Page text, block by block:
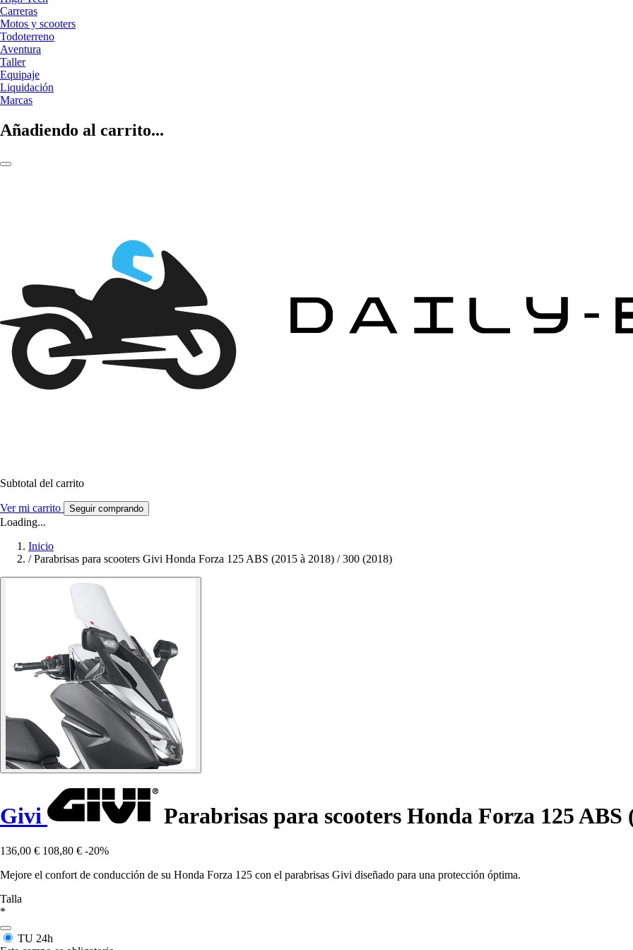
Carreras
Motos y scooters
Todoterreno
Aventura
Taller
Equipaje
Liquidación
Marcas
Añadiendo al carrito...
Subtotal del carrito
Ver mi carrito Seguir comprando
Loading...
Inicio
/ Parabrisas para scooters Givi Honda Forza 125 ABS (2015 à 2018) / 300 (2018)
Givi Parabrisas para scooters Honda Forza 125 ABS
136,00 € 108,80 € -20%
Mejore el confort de conducción de su Honda Forza 125 con el parabrisas Givi diseñado para una protección óptima.
Talla
*
TU 24h